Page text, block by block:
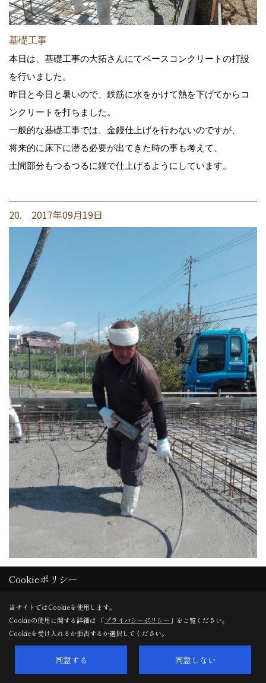
基礎工事
本日は、基礎工事の大拓さんにてベースコンクリートの打設
を行いました。
昨日と今日と暑いので、鉄筋に水をかけて熱を下げてからコ
ンクリートを打ちました。
一般的な基礎工事では、金鏝仕上げを行わないのですが、
将来的に床下に潜る必要が出てきた時の事も考えて、
土間部分もつるつるに鏝で仕上げるようにしています。
20. 2017年09月19日
基礎工事
填を図っています。
これをやらないとコンクリートがスカスカの基礎になってし
まうので！
Cookieポリシー
当サイトではCookieを使用します。
Cookieの使用に関する詳細は 「プライバシーポリシー 」をご覧ください。
Cookieを受け入れるか拒否するか選択してください。
同意する 同意しない